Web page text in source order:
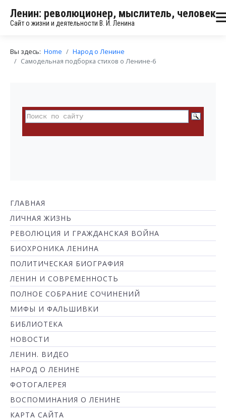
Ленин: революционер, мыслитель, человек
Сайт о жизни и деятельности В. И. Ленина
Вы здесь: Home
Народ о Ленине
Самодельная подборка стихов о Ленине-6
ГЛАВНАЯ
ЛИЧНАЯ ЖИЗНЬ
РЕВОЛЮЦИЯ И ГРАЖДАНСКАЯ ВОЙНА
БИОХРОНИКА ЛЕНИНА
ПОЛИТИЧЕСКАЯ БИОГРАФИЯ
ЛЕНИН И СОВРЕМЕННОСТЬ
ПОЛНОЕ СОБРАНИЕ СОЧИНЕНИЙ
МИФЫ И ФАЛЬШИВКИ
БИБЛИОТЕКА
НОВОСТИ
ЛЕНИН. ВИДЕО
НАРОД О ЛЕНИНЕ
ФОТОГАЛЕРЕЯ
ВОСПОМИНАНИЯ О ЛЕНИНЕ
КАРТА САЙТА